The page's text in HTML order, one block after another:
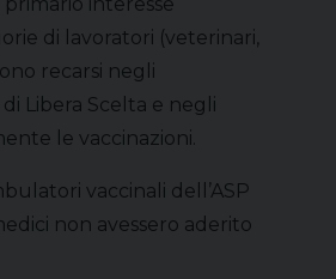
di lavoratori (veterinari,
recarsi negli
Libera Scelta e negli
le vaccinazioni.
vaccinali dell’ASP
non avessero aderito